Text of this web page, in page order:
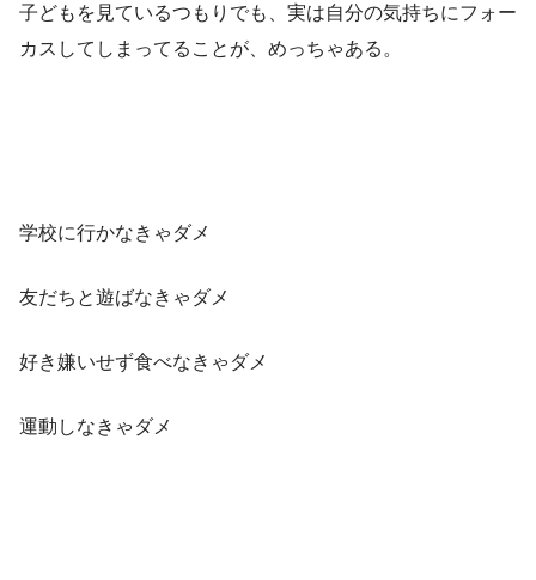
子どもを見ているつもりでも、実は自分の気持ちにフォー
カスしてしまってることが、めっちゃある。
学校に行かなきゃダメ
友だちと遊ばなきゃダメ
好き嫌いせず食べなきゃダメ
運動しなきゃダメ